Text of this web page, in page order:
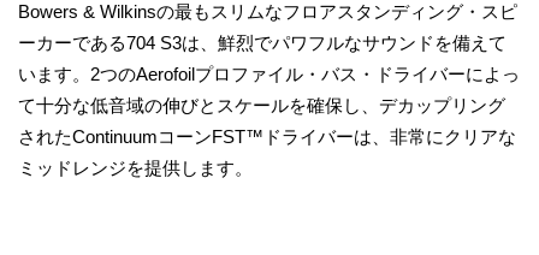
Bowers & Wilkinsの最もスリムなフロアスタンディング・スピ
ーカーである704 S3は、鮮烈でパワフルなサウンドを備えて
います。2つのAerofoilプロファイル・バス・ドライバーによっ
て十分な低音域の伸びとスケールを確保し、デカップリング
されたContinuumコーンFST™ドライバーは、非常にクリアな
ミッドレンジを提供します。